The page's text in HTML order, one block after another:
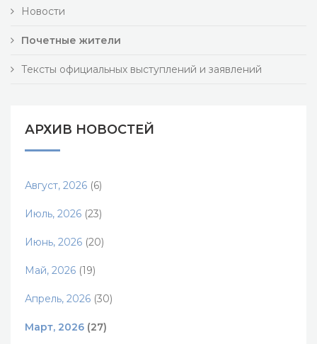
Новости
Почетные жители
Тексты официальных выступлений и заявлений
АРХИВ НОВОСТЕЙ
Август, 2026 (6)
Июль, 2026 (23)
Июнь, 2026 (20)
Май, 2026 (19)
Апрель, 2026 (30)
Март, 2026 (27)